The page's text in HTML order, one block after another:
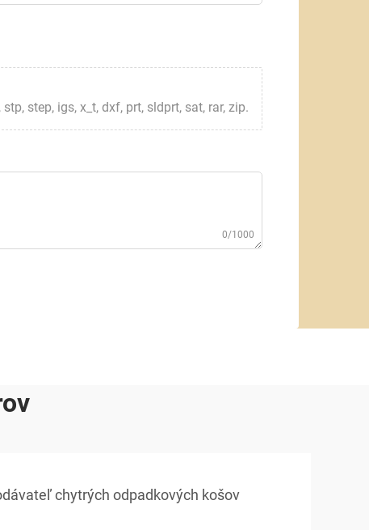
step, igs, x_t, dxf, prt, sldprt, sat, rar, zip.
0/1000
chytrých odpadkových košov